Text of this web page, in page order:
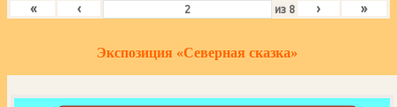
« ‹ из 8 › »
Экспозиция «Северная сказка»